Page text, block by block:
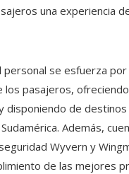
una experiencia
personal se esfuerza
los pasajeros,
disponiendo de destinos
Además,
Wyvern y
de las mejores